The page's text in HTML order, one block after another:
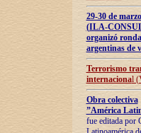
29-30 de
(ILA-
organizó
argentinas de
Terrorismo
internacional
Obra colectiva
”América
fue editada por